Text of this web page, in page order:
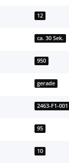
12
ca. 30 Sek.
950
gerade
2463-F1-001
95
10